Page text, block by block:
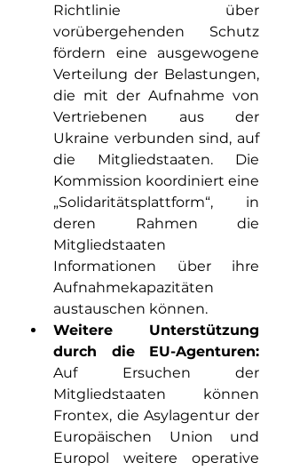
Richtlinie über
vorübergehenden Schutz
fördern eine ausgewogene
Verteilung der Belastungen,
die mit der Aufnahme von
Vertriebenen aus der
Ukraine verbunden sind, auf
die Mitgliedstaaten. Die
Kommission koordiniert eine
„Solidaritätsplattform“, in
deren Rahmen die
Mitgliedstaaten
Informationen über ihre
Aufnahmekapazitäten
austauschen können.
Weitere Unterstützung
durch die EU-Agenturen:
Auf Ersuchen der
Mitgliedstaaten können
Frontex, die Asylagentur der
Europäischen Union und
Europol weitere operative